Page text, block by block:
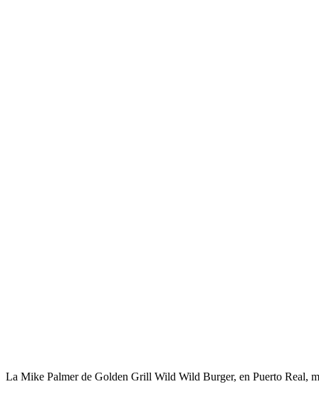
La Mike Palmer de Golden Grill Wild Wild Burger, en Puerto Real,